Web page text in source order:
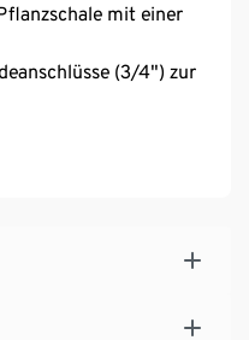
mit einer
(3/4") zur